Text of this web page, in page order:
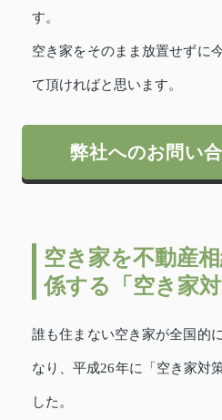
す。
空き家をそのまま放置せずに
て頂ければと思います。
弊社へのお問い
空き家を不動産
係する「空き家対
誰も住まない空き家が全国的
なり、平成26年に「空き家対
した。